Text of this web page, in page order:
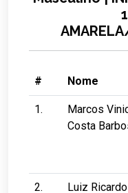
# Nome
1.
Marcos
Costa
2.
Luiz Ricardo